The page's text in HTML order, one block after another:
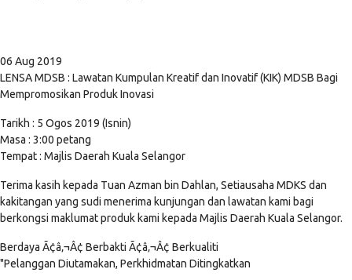
06 Aug 2019
LENSA MDSB : Lawatan Kumpulan Kreatif dan Inovatif (KIK) MDSB Bagi
Mempromosikan Produk Inovasi
Tarikh : 5 Ogos 2019 (Isnin)
Masa : 3:00 petang
Tempat : Majlis Daerah Kuala Selangor
Terima kasih kepada Tuan Azman bin Dahlan, Setiausaha MDKS dan
kakitangan yang sudi menerima kunjungan dan lawatan kami bagi
berkongsi maklumat produk kami kepada Majlis Daerah Kuala Selangor.
Berdaya Ã¢â‚¬Â¢ Berbakti Ã¢â‚¬Â¢ Berkualiti
"Pelanggan Diutamakan, Perkhidmatan Ditingkatkan